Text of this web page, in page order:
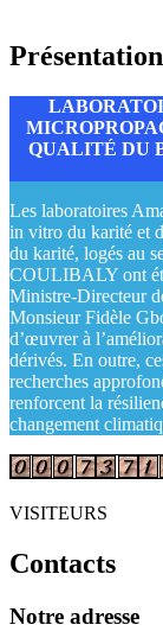
QUALITÉ DU
Les laboratoires
in vitro du karité et
du karité, logés au
COULIBALY ont
Ministre-Directeur
Monsieur Fidèle
d’œuvrer à
dérivés. En outre,
recherches
renforcent la
changement
VISITEURS
Contacts
Notre adresse